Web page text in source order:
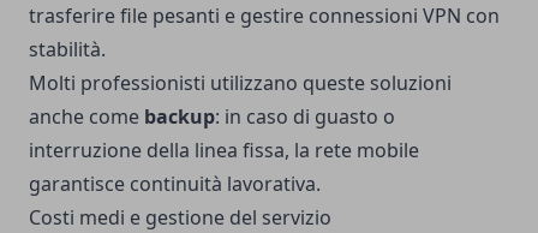
trasferire file pesanti e gestire connessioni VPN con
stabilità.
Molti professionisti utilizzano queste soluzioni
anche come backup: in caso di guasto o
interruzione della linea fissa, la rete mobile
garantisce continuità lavorativa.
Costi medi e gestione del servizio